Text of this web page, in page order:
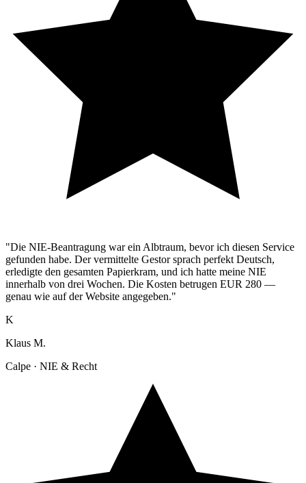
"Die NIE-Beantragung war ein Albtraum, bevor ich diesen Service
gefunden habe. Der vermittelte Gestor sprach perfekt Deutsch,
erledigte den gesamten Papierkram, und ich hatte meine NIE
innerhalb von drei Wochen. Die Kosten betrugen EUR 280 —
genau wie auf der Website angegeben."
K
Klaus M.
Calpe · NIE & Recht